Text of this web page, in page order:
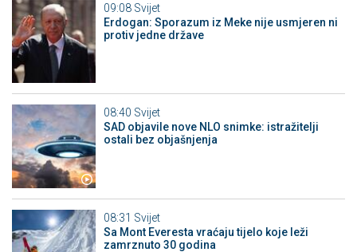
09:08 Svijet
Erdogan: Sporazum iz Meke nije usmjeren ni
protiv jedne države
08:40 Svijet
SAD objavile nove NLO snimke: istražitelji
ostali bez objašnjenja
08:31 Svijet
Sa Mont Everesta vraćaju tijelo koje leži
zamrznuto 30 godina